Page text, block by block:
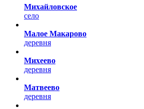
Михайловское
село
Малое Макарово
деревня
Михеево
деревня
Матвеево
деревня